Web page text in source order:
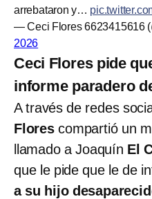
arrebataron y…
— Ceci Flores 6623415616
2026
Ceci Flores pide
informe paradero
A través de redes
Florescompartió un
llamado a Joaquín El
que le pide que le de
a su hijo